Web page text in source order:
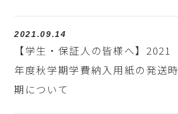
2021.09.14
【学生・保証人の皆様へ】2021
年度秋学期学費納入用紙の発送時
期について